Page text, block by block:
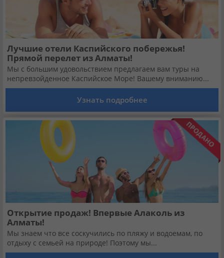
Лучшие отели Каспийского побережья!
Прямой перелет из Алматы!
Мы с большим удовольствием предлагаем вам туры на
непревзойденное Каспийское Море! Вашему вниманию...
Узнать подробнее
Открытие продаж! Впервые Алаколь из
Алматы!
Мы знаем что все соскучились по пляжу и водоемам, по
отдыху с семьей на природе! Поэтому мы...